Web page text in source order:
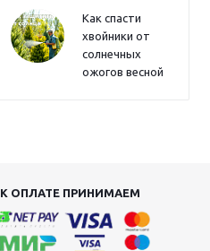
Как спасти
хвойники от
солнечных
ожогов весной
К ОПЛАТЕ ПРИНИМАЕМ